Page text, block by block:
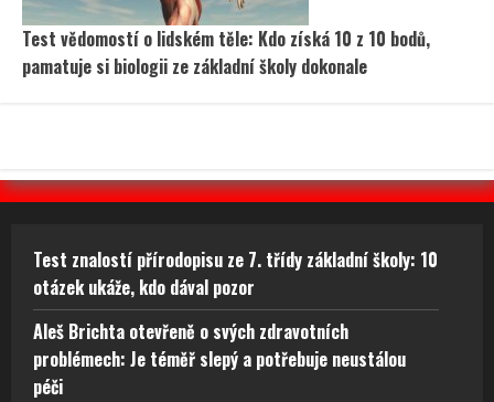
Test vědomostí o lidském těle: Kdo získá 10 z 10 bodů,
pamatuje si biologii ze základní školy dokonale
Test znalostí přírodopisu ze 7. třídy základní školy: 10
otázek ukáže, kdo dával pozor
Aleš Brichta otevřeně o svých zdravotních
problémech: Je téměř slepý a potřebuje neustálou
péči